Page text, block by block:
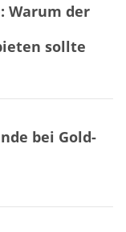
Warum der
sollte
bei Gold-